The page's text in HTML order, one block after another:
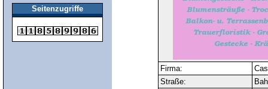
Seitenzugriffe
Firma:
Straße: